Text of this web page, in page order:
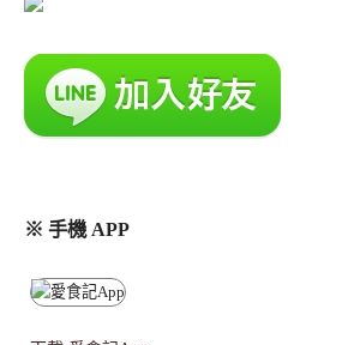
※ 手機 APP